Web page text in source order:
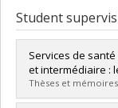
Student
Services de
et intermédiaire :
Thèses et